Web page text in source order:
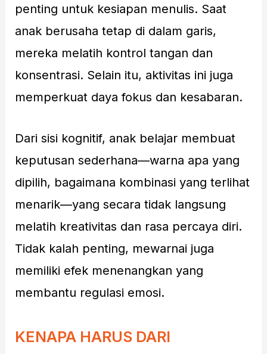
penting untuk kesiapan menulis. Saat
anak berusaha tetap di dalam garis,
mereka melatih kontrol tangan dan
konsentrasi. Selain itu, aktivitas ini juga
memperkuat daya fokus dan kesabaran.
Dari sisi kognitif, anak belajar membuat
keputusan sederhana—warna apa yang
dipilih, bagaimana kombinasi yang terlihat
menarik—yang secara tidak langsung
melatih kreativitas dan rasa percaya diri.
Tidak kalah penting, mewarnai juga
memiliki efek menenangkan yang
membantu regulasi emosi.
KENAPA HARUS DARI